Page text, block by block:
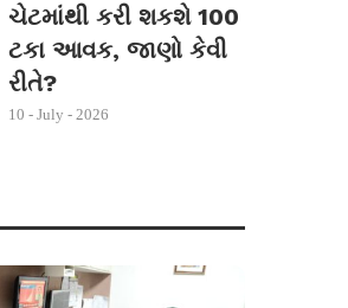
ચેટમાંથી કરી શકશે 100
ટકા આવક, જાણો કેવી
રીતે?
10 - July - 2026